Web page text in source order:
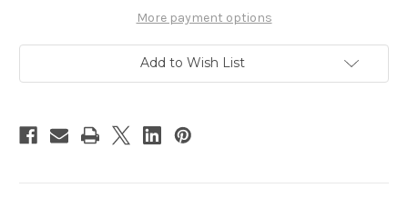
都
(W1M7)
都
(W1M7)
More payment options
Add to Wish List